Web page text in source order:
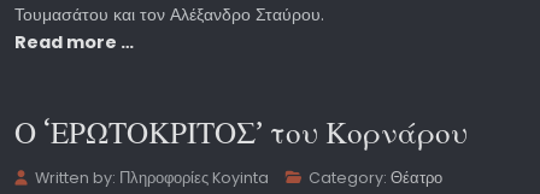
Τουμασάτου και τον Αλέξανδρο Σταύρου.
Read more …
Ο ‘ΕΡΩΤΟΚΡΙΤΟΣ’ του Κορνάρου
Written by: Πληροφορίες Koyinta Category:Θέατρο